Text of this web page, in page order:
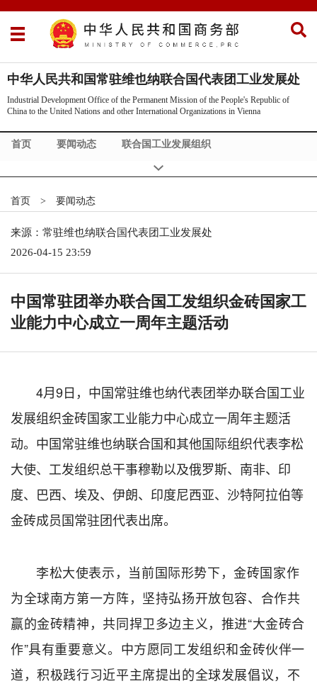
中华人民共和国常驻维也纳联合国代表团工业发展处
Industrial Development Office of the Permanent Mission of the People's Republic of
China to the United Nations and other International Organizations in Vienna
首页 要闻动态 联合国工业发展组织
业务研究
News Speeches & Statements
首页 > 要闻动态
来源：常驻维也纳联合国代表团工业发展处
2026-04-15 23:59
中国常驻团举办联合国工发组织金砖国家工
业能力中心成立一周年主题活动
4月9日，中国常驻维也纳代表团举办联合国工业
发展组织金砖国家工业能力中心成立一周年主题活
动。中国常驻维也纳联合国和其他国际组织代表李松
大使、工发组织总干事穆勒以及俄罗斯、南非、印
度、巴西、埃及、伊朗、印度尼西亚、沙特阿拉伯等
金砖成员国常驻团代表出席。
李松大使表示，当前国际形势下，金砖国家作
为全球南方第一方阵，坚持弘扬开放包容、合作共
赢的金砖精神，共同捍卫多边主义，推进“大金砖合
作”具有重要意义。中方愿同工发组织和金砖伙伴一
道，积极践行习近平主席提出的全球发展倡议，不